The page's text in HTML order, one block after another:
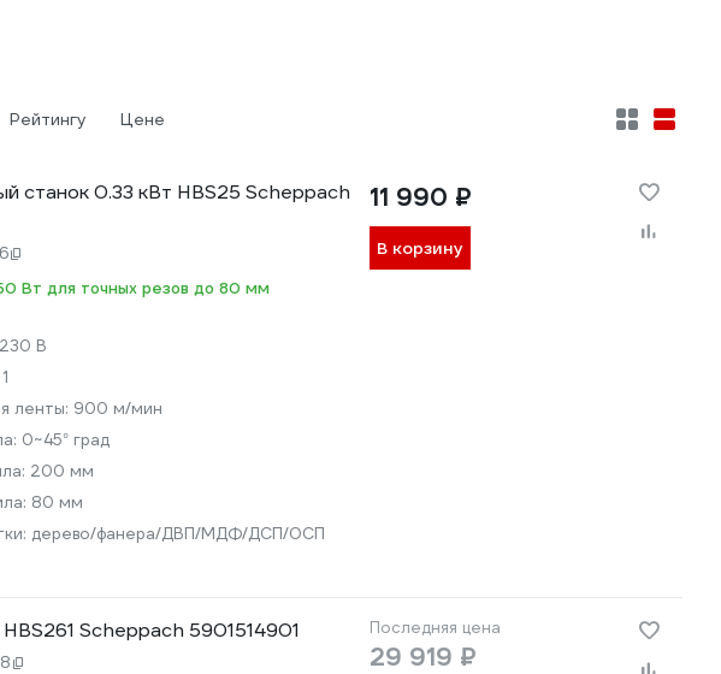
Рейтингу Цене
станок 0.33 кВт HBS25 Scheppach
Вт для точных резов до 80 мм
В
1
ленты: 900 м/мин
0~45° град
200 мм
80 мм
дерево/фанера/ДВП/МДФ/ДСП/ОСП
11 990 ₽
В корзину
Scheppach 5901514901 Последняя цена
29 919 ₽